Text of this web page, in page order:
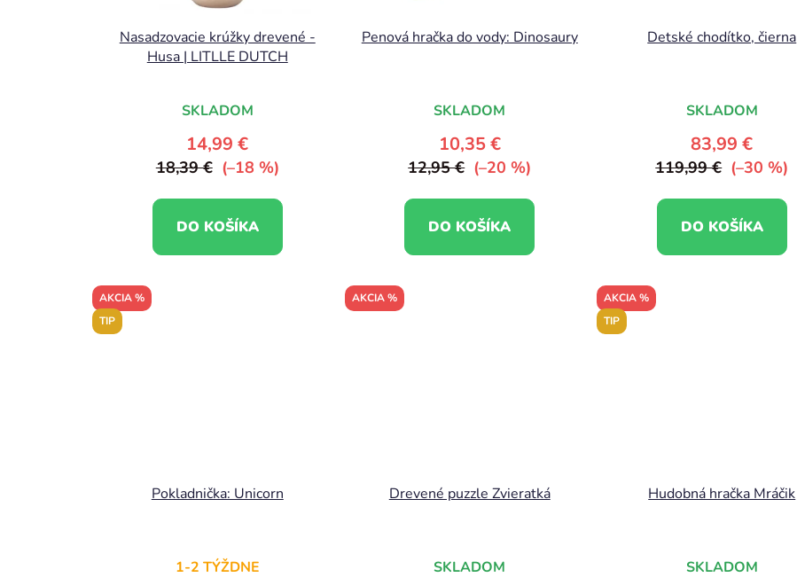
Nasadzovacie krúžky drevené -
Husa | LITLLE DUTCH
SKLADOM
14,99 €
18,39 € (–18 %)
DO KOŠÍKA
Penová hračka do vody: Dinosaury
SKLADOM
10,35 €
12,95 € (–20 %)
DO KOŠÍKA
Detské chodítko, čierna
SKLADOM
83,99 €
119,99 € (–30 %)
DO KOŠÍKA
AKCIA %
TIP
Pokladnička: Unicorn
1-2 TÝŽDNE
AKCIA %
Drevené puzzle Zvieratká
SKLADOM
AKCIA %
TIP
Hudobná hračka Mráčik
SKLADOM